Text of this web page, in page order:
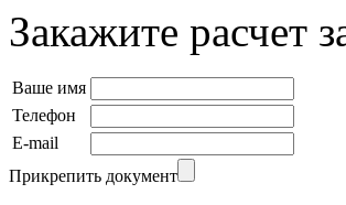
Закажите расчет
Ваше имя
Телефон
E-mail
Прикрепить документ